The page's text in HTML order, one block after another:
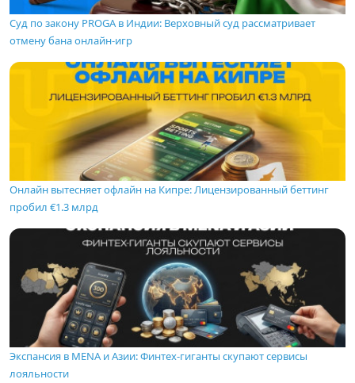
Суд по закону PROGA в Индии: Верховный суд рассматривает
отмену бана онлайн-игр
Онлайн вытесняет офлайн на Кипре: Лицензированный беттинг
пробил €1.3 млрд
Экспансия в MENA и Азии: Финтех-гиганты скупают сервисы
лояльности